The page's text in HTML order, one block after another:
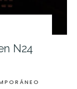
N24